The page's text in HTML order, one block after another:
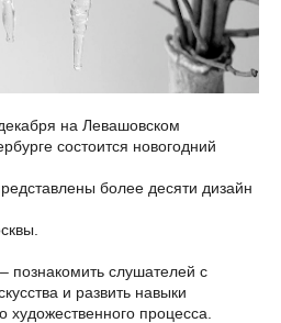
на Левашовском
состоится новогодний
более десяти дизайн
познакомить слушателей с
и развить навыки
процесса.